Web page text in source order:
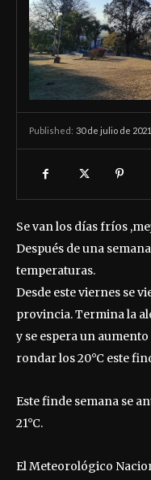
Published: 30 de julio de 2021
Se van los días fríos
Después de una
temperaturas.
Desde este viernes se
provincia. Termina la
y se espera un
rondar los 20°C este
Este finde semana se
21°C.
El Meteorológico